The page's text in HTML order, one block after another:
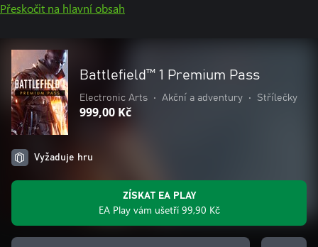
Přeskočit na hlavní obsah
Battlefield™ 1 Premium Pass
Electronic Arts • Akční a adventury • Střílečky
999,00 Kč
Vyžaduje hru
ZÍSKAT EA PLAY
EA Play vám ušetří 99,90 Kč